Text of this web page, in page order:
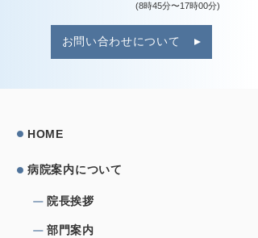
(8時45分〜17時00分)
お問い合わせについて
HOME
病院案内について
院⻑挨拶
部⾨案内